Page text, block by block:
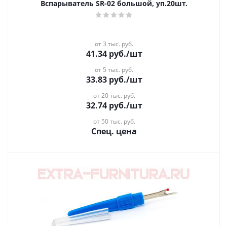
Вспарыватель SR-02 большой, уп.20шт.
от 3 тыс. руб.
41.34руб./шт
от 5 тыс. руб.
33.83руб./шт
от 20 тыс. руб.
32.74руб./шт
от 50 тыс. руб.
Спец. цена